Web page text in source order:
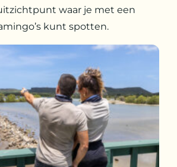
waar je met een
kunt spotten.